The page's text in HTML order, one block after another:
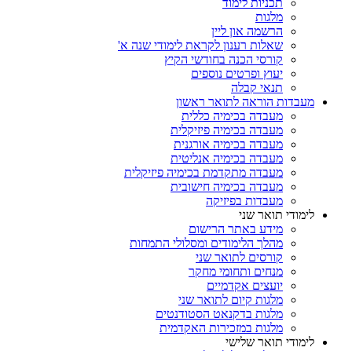
תכניות לימוד
מלגות
הרשמה און ליין
שאלות רענון לקראת לימודי שנה א'
קורסי הכנה בחודשי הקיץ
יעוץ ופרטים נוספים
תנאי קבלה
מעבדות הוראה לתואר ראשון
מעבדה בכימיה כללית
מעבדה בכימיה פיזיקלית
מעבדה בכימיה אורגנית
מעבדה בכימיה אנליטית
מעבדה מתקדמת בכימיה פיזיקלית
מעבדה בכימיה חישובית
מעבדות בפיזיקה
לימודי תואר שני
מידע באתר הרישום
מהלך הלימודים ומסלולי התמחות
קורסים לתואר שני
מנחים ותחומי מחקר
יועצים אקדמיים
מלגות קיום לתואר שני
מלגות בדקנאט הסטודנטים
מלגות במזכירות האקדמית
לימודי תואר שלישי